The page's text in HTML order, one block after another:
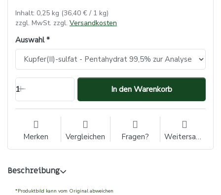
Inhalt: 0,25 kg (36,40 € / 1 kg)
zzgl. MwSt. zzgl. Versandkosten
Auswahl
1 In den Warenkorb
Merken Vergleichen Fragen? Weitersagen
Beschreibung
*Produktbild kann vom Original abweichen